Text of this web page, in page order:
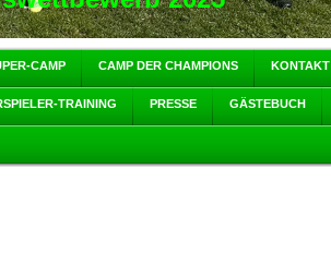
CAMP CAMP DER CHAMPIONS KONTAKT
TRAINING PRESSE GÄSTEBUCH